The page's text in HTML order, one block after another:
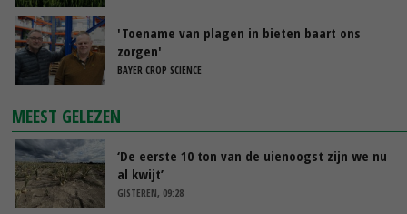
'Toename van plagen in bieten baart ons
zorgen'
BAYER CROP SCIENCE
MEEST GELEZEN
‘De eerste 10 ton van de uienoogst zijn we nu
al kwijt’
GISTEREN, 09:28